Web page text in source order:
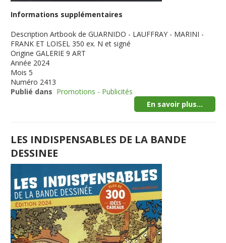
Informations supplémentaires
Description Artbook de GUARNIDO - LAUFFRAY - MARINI -
FRANK ET LOISEL 350 ex. N et signé
Origine GALERIE 9 ART
Année 2024
Mois 5
Numéro 2413
Publié dans Promotions - Publicités
En savoir plus...
LES INDISPENSABLES DE LA BANDE
DESSINEE